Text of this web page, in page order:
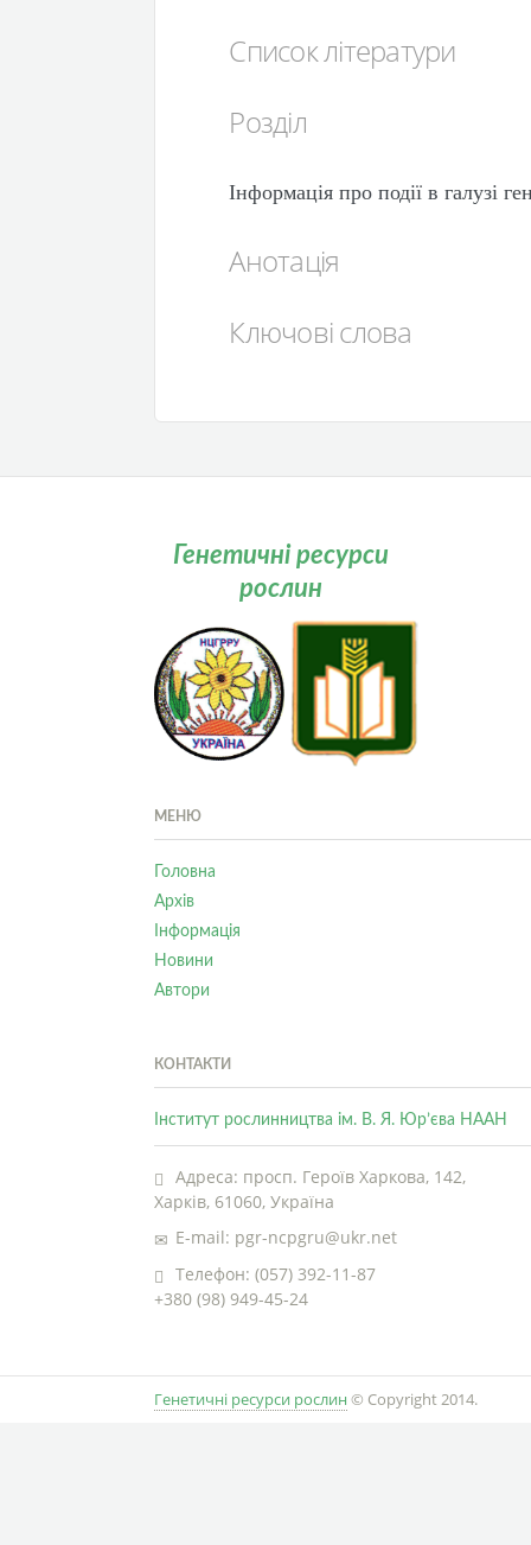
Список літератури
Розділ
Інформація про події в галузі
Анотація
Ключові слова
Генетичні ресурси
рослин
МЕНЮ
Головна
Архів
Інформація
Новини
Автори
КОНТАКТИ
Інститут рослинництва ім. В. Я. Юр’єва НААН
Адреса: просп. Героїв Харкова, 142,
Харків, 61060, Україна
E-mail: pgr-ncpgru@ukr.net
Телефон: (057) 392-11-87
+380 (98) 949-45-24
Генетичні ресурси рослин © Copyright 2014.